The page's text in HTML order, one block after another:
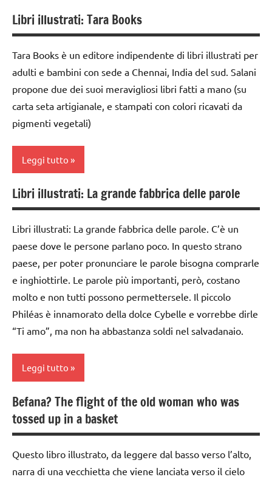
ALBI
ILLUSTRATI
TUTTI GLI
ARGOMENTI
PER ETA'
TUTTI GLI
ARTICOLI
classe
1a
classe
2a
dai
3 ai
6
LIBRI E
ILLUSTRATI
ARGOMENTI
PER ETA'
TUTTI GLI
ARTICOLI
Libri illustrati: Tara Books
Tara Books è un editore indipendente di libri illustrati per
adulti e bambini con sede a Chennai, India del sud. Salani
propone due dei suoi meravigliosi libri fatti a mano (su
carta seta artigianale, e stampati con colori ricavati da
pigmenti vegetali)
Leggi tutto
classe
3a
classe
4a
classe
5a
LIBRI E
ILLUSTRATI
ARGOMENTI
TUTTI GLI
ARTICOLI
Libri illustrati: La grande fabbrica delle parole
Libri illustrati: La grande fabbrica delle parole. C’è un
paese dove le persone parlano poco. In questo strano
paese, per poter pronunciare le parole bisogna comprarle
e inghiottirle. Le parole più importanti, però, costano
molto e non tutti possono permettersele. Il piccolo
Philéas è innamorato della dolce Cybelle e vorrebbe dirle
“Ti amo”, ma non ha abbastanza soldi nel salvadanaio.
Leggi tutto
classe
1a
2a
Befana? The flight of the old woman who was
tossed up in a basket
Questo libro illustrato, da leggere dal basso verso l’alto,
narra di una vecchietta che viene lanciata verso il cielo